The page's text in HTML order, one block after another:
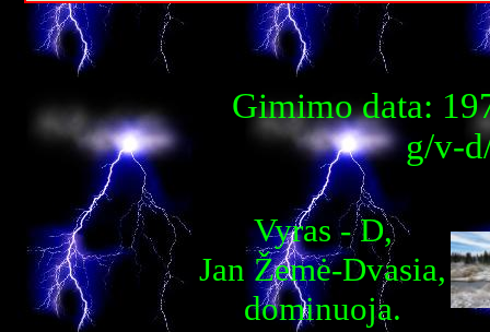
Gimimo data:
g/v-
Vyras - D,
Jan Žemė-Dvasia,
dominuoja.